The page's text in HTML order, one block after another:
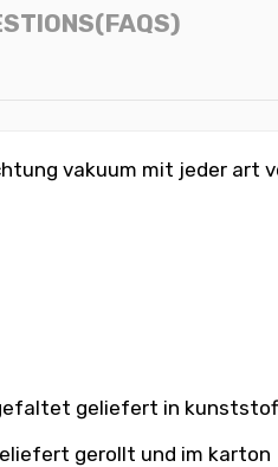
vakuum mit jeder art
geliefert in
gerollt und im karton